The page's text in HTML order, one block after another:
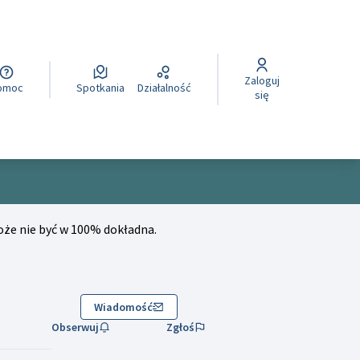
la lingua Wybierz język Izberi jezik
Spotkania Działalność
Zaloguj
się
nie być w 100% dokładna.
Wiadomość
Obserwuj
Zgłoś